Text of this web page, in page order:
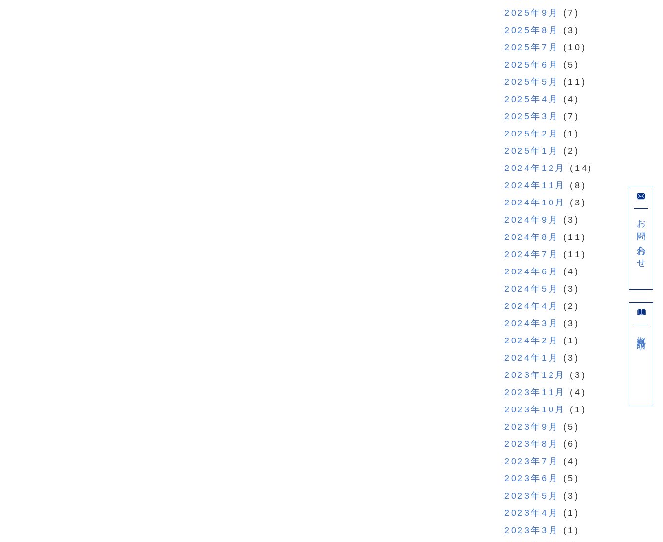
お問い合わせ
2025年9月
(7)
2025年8月
(3)
2025年7月
(10)
2025年6月
(5)
2025年5月
(11)
2025年4月
(4)
2025年3月
(7)
2025年2月
(1)
2025年1月
(2)
2024年12月
(14)
2024年11月
(8)
2024年10月
(3)
2024年9月
(3)
2024年8月
(11)
2024年7月
(11)
2024年6月
(4)
2024年5月
(3)
2024年4月
(2)
2024年3月
(3)
2024年2月
(1)
2024年1月
(3)
2023年12月
(3)
2023年11月
(4)
2023年10月
(1)
2023年9月
(5)
2023年8月
(6)
2023年7月
(4)
2023年6月
(5)
2023年5月
(3)
2023年4月
(1)
2023年3月
(1)